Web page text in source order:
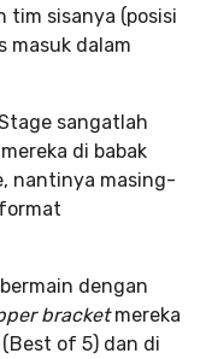
tim sisanya (posisi
masuk dalam
sangatlah
di babak
nantinya masing-
dengan
bracketmereka
of 5) dan di